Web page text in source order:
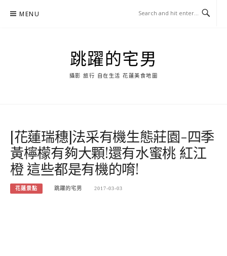
MENU
跳躍的宅男
攝影 旅行 自在生活 花蓮美食地圖
[花蓮瑞穗]法采有機生態莊園-四季
黃檸檬有夠大顆!還有水蜜桃 紅江
橙 這些都是有機的唷!
花蓮景點 跳躍的宅男 2017-03-03